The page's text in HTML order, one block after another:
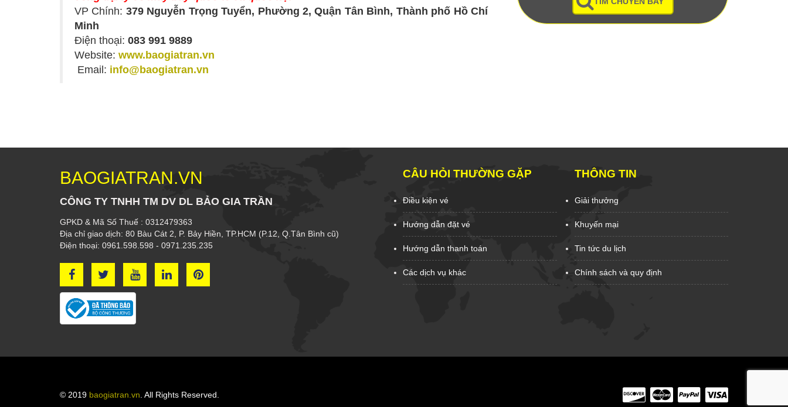
VP Chính: 379 Nguyễn Trọng Tuyển, Phường 2, Quận Tân Bình, Thành phố Hồ Chí
Minh
Điện thoại: 083 991 9889
Website: www.baogiatran.vn
Email: info@baogiatran.vn
BAOGIATRAN.VN
CÔNG TY TNHH TM DV DL BẢO GIA TRẦN
GPKD & Mã Số Thuế : 0312479363
Địa chỉ giao dịch: 80 Bàu Cát 2, P. Bảy Hiền, TP.HCM (P.12, Q.Tân Bình cũ)
Điện thoại: 0961.598.598 - 0971.235.235
CÂU HỎI THƯỜNG GẶP
Điều kiện vé
Hướng dẫn đặt vé
Hướng dẫn thanh toán
Các dịch vụ khác
THÔNG TIN
Giải thưởng
Khuyến mại
Tin tức du lịch
Chính sách và quy định
© 2019 baogiatran.vn. All Rights Reserved.